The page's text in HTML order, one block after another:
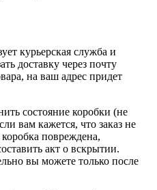
курьерская служба и
доставку через почту
на ваш адрес придет
состояние коробки (не
вам кажется, что заказ не
повреждена,
акт о вскрытии.
вы можете только после